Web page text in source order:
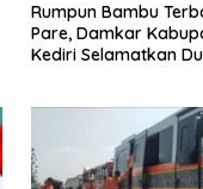
Rumpun Bambu
Pare, Damkar
Kediri Selamatkan